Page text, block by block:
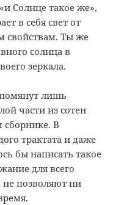
Солнце такое же»,
в себя свет от
свойствам. Ты же
солнца в
зеркала.
лишь
части из сотен
сборнике. В
трактата и даже
бы написать такое
для всего
не позволяют ни